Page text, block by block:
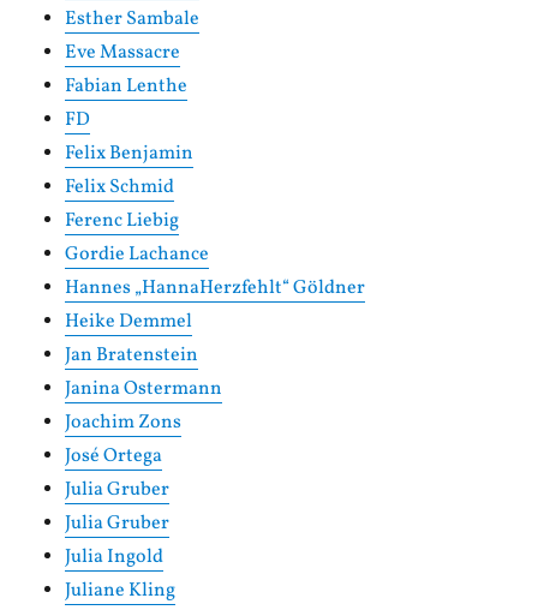
Esther Sambale
Eve Massacre
Fabian Lenthe
FD
Felix Benjamin
Felix Schmid
Ferenc Liebig
Gordie Lachance
Hannes „HannaHerzfehlt“ Göldner
Heike Demmel
Jan Bratenstein
Janina Ostermann
Joachim Zons
José Ortega
Julia Gruber
Julia Gruber
Julia Ingold
Juliane Kling